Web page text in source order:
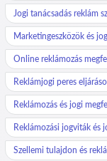
Jogi tanácsadás reklám
Marketingeszközök és
Online reklámozás
Reklámjogi peres
Reklámozás és jogi
Reklámozási jogviták és
Szellemi tulajdon és